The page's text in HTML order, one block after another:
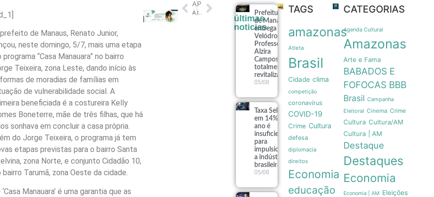
de Manaus, Renato Junior,
neste domingo, 5/7, mais uma etapa
programa “Casa Manauara” no bairro
Teixeira, zona Leste, dando início às
de moradias de famílias em
de vulnerabilidade social. A
beneficiada é a costureira Kelly
Boneterre, mãe de três filhas, que há
sonhava em concluir a casa própria.
do Jorge Teixeira, o programa já tem
etapas previstas para o bairro Santa
zona Norte, e conjunto Cidadão 10,
bairro Tarumã, zona Oeste da cidade.
‘Casa Manauara’ é uma garantia que as
ANTERIOR
Amazonas dá abono-fardamento de R$ 3,5 mil a policiais e bombeiros
PRÓXIMO
últimas
noticias
Prefeitura
de Manaus
entrega
Velódromo
Professora
Alzira
Campos
totalmente
revitalizado
05/08
Taxa Selic
em 14% ao
ano é
insuficiente
para
impulsionar
a indústria
brasileira
05/08
TAGS
amazonas
Atleta
Brasil
Cidade clima
competição
coronavírus
COVID-19
Crime Cultura
defesa
diplomacia
direitos
Economia
educação
CATEGORIAS
Agenda Cultural
Amazonas
Arte e Fama
BABADOS E
FOFOCAS BBB
Brasil Campanha
Eleitoral Cinema Crime
Cultura Cultura/AM
Cultura | AM
Destaque
Destaques
Economia
Economia | AM Eleições